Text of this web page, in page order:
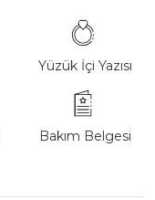
Yüzük İçi Yazısı
Bakım Belgesi